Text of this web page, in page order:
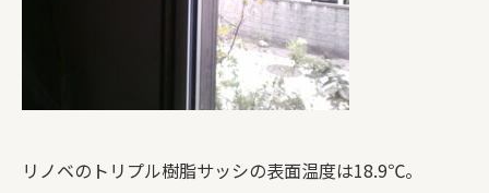
リノベのトリプル樹脂サッシの表面温度は18.9℃。